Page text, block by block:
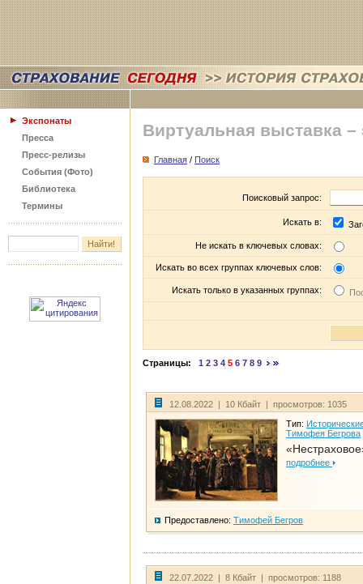
Экспонаты
Пресса
Пресс-релизы
События (Фото)
Библиотека
Термины
Виртуальная выставка –
Главная / Поиск
Поисковый запрос:
Искать в:
Не искать в ключевых словах:
Искать во всех группах ключевых слов:
Искать только в указанных группах:
Страницы: 1 2 3 4 5 6 7 8 9
12.08.2022 | 10 Кбайт | просмотров: 1035
Тип:
Тимофея Бегрова
подробнее
Предоставлено: Тимофей Бегров
22.07.2022 | 8 Кбайт | просмотров: 1188